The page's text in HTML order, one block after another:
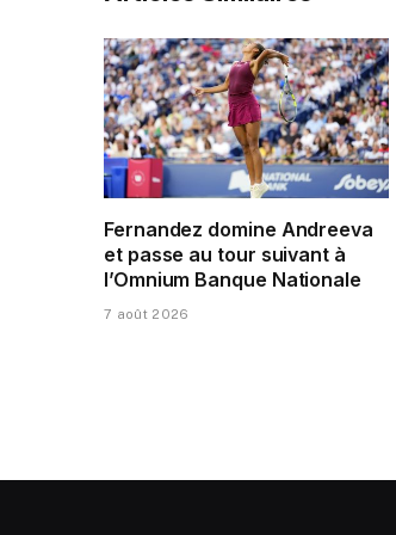
Fernandez domine Andreeva
et passe au tour suivant à
l’Omnium Banque Nationale
7 août 2026